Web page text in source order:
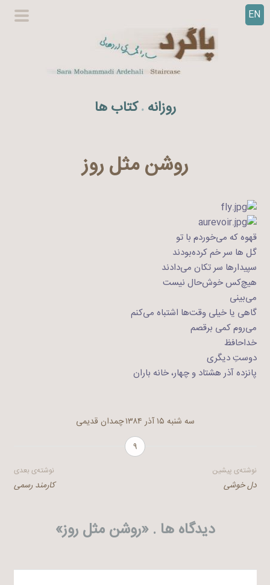
EN
روزانه . کتاب ها
روشن مثل روز
قهوه که می‌خوردم با تو
گل ها سر خم کرده‌بودند
سپیدارها سر تکان می‌دادند
هیچ‌کس خوش‌حال نیست
می‌بینی
گاهی یا خیلی وقت‌ها اشتباه می‌کنم
می‌روم کمی برقصم
خداحافظ
دوستِ دیگری
پانزده آذر هشتاد و چهار، خانه باران
سه شنبه ۱۵ آذر ۱۳۸۴
چمدان قدیمی
۹
راهبری
نوشته‌ی پیشین
دل خوشی
نوشته‌ی بعدی
کارمند رسمی
دیدگاه ها . «روشن مثل روز»